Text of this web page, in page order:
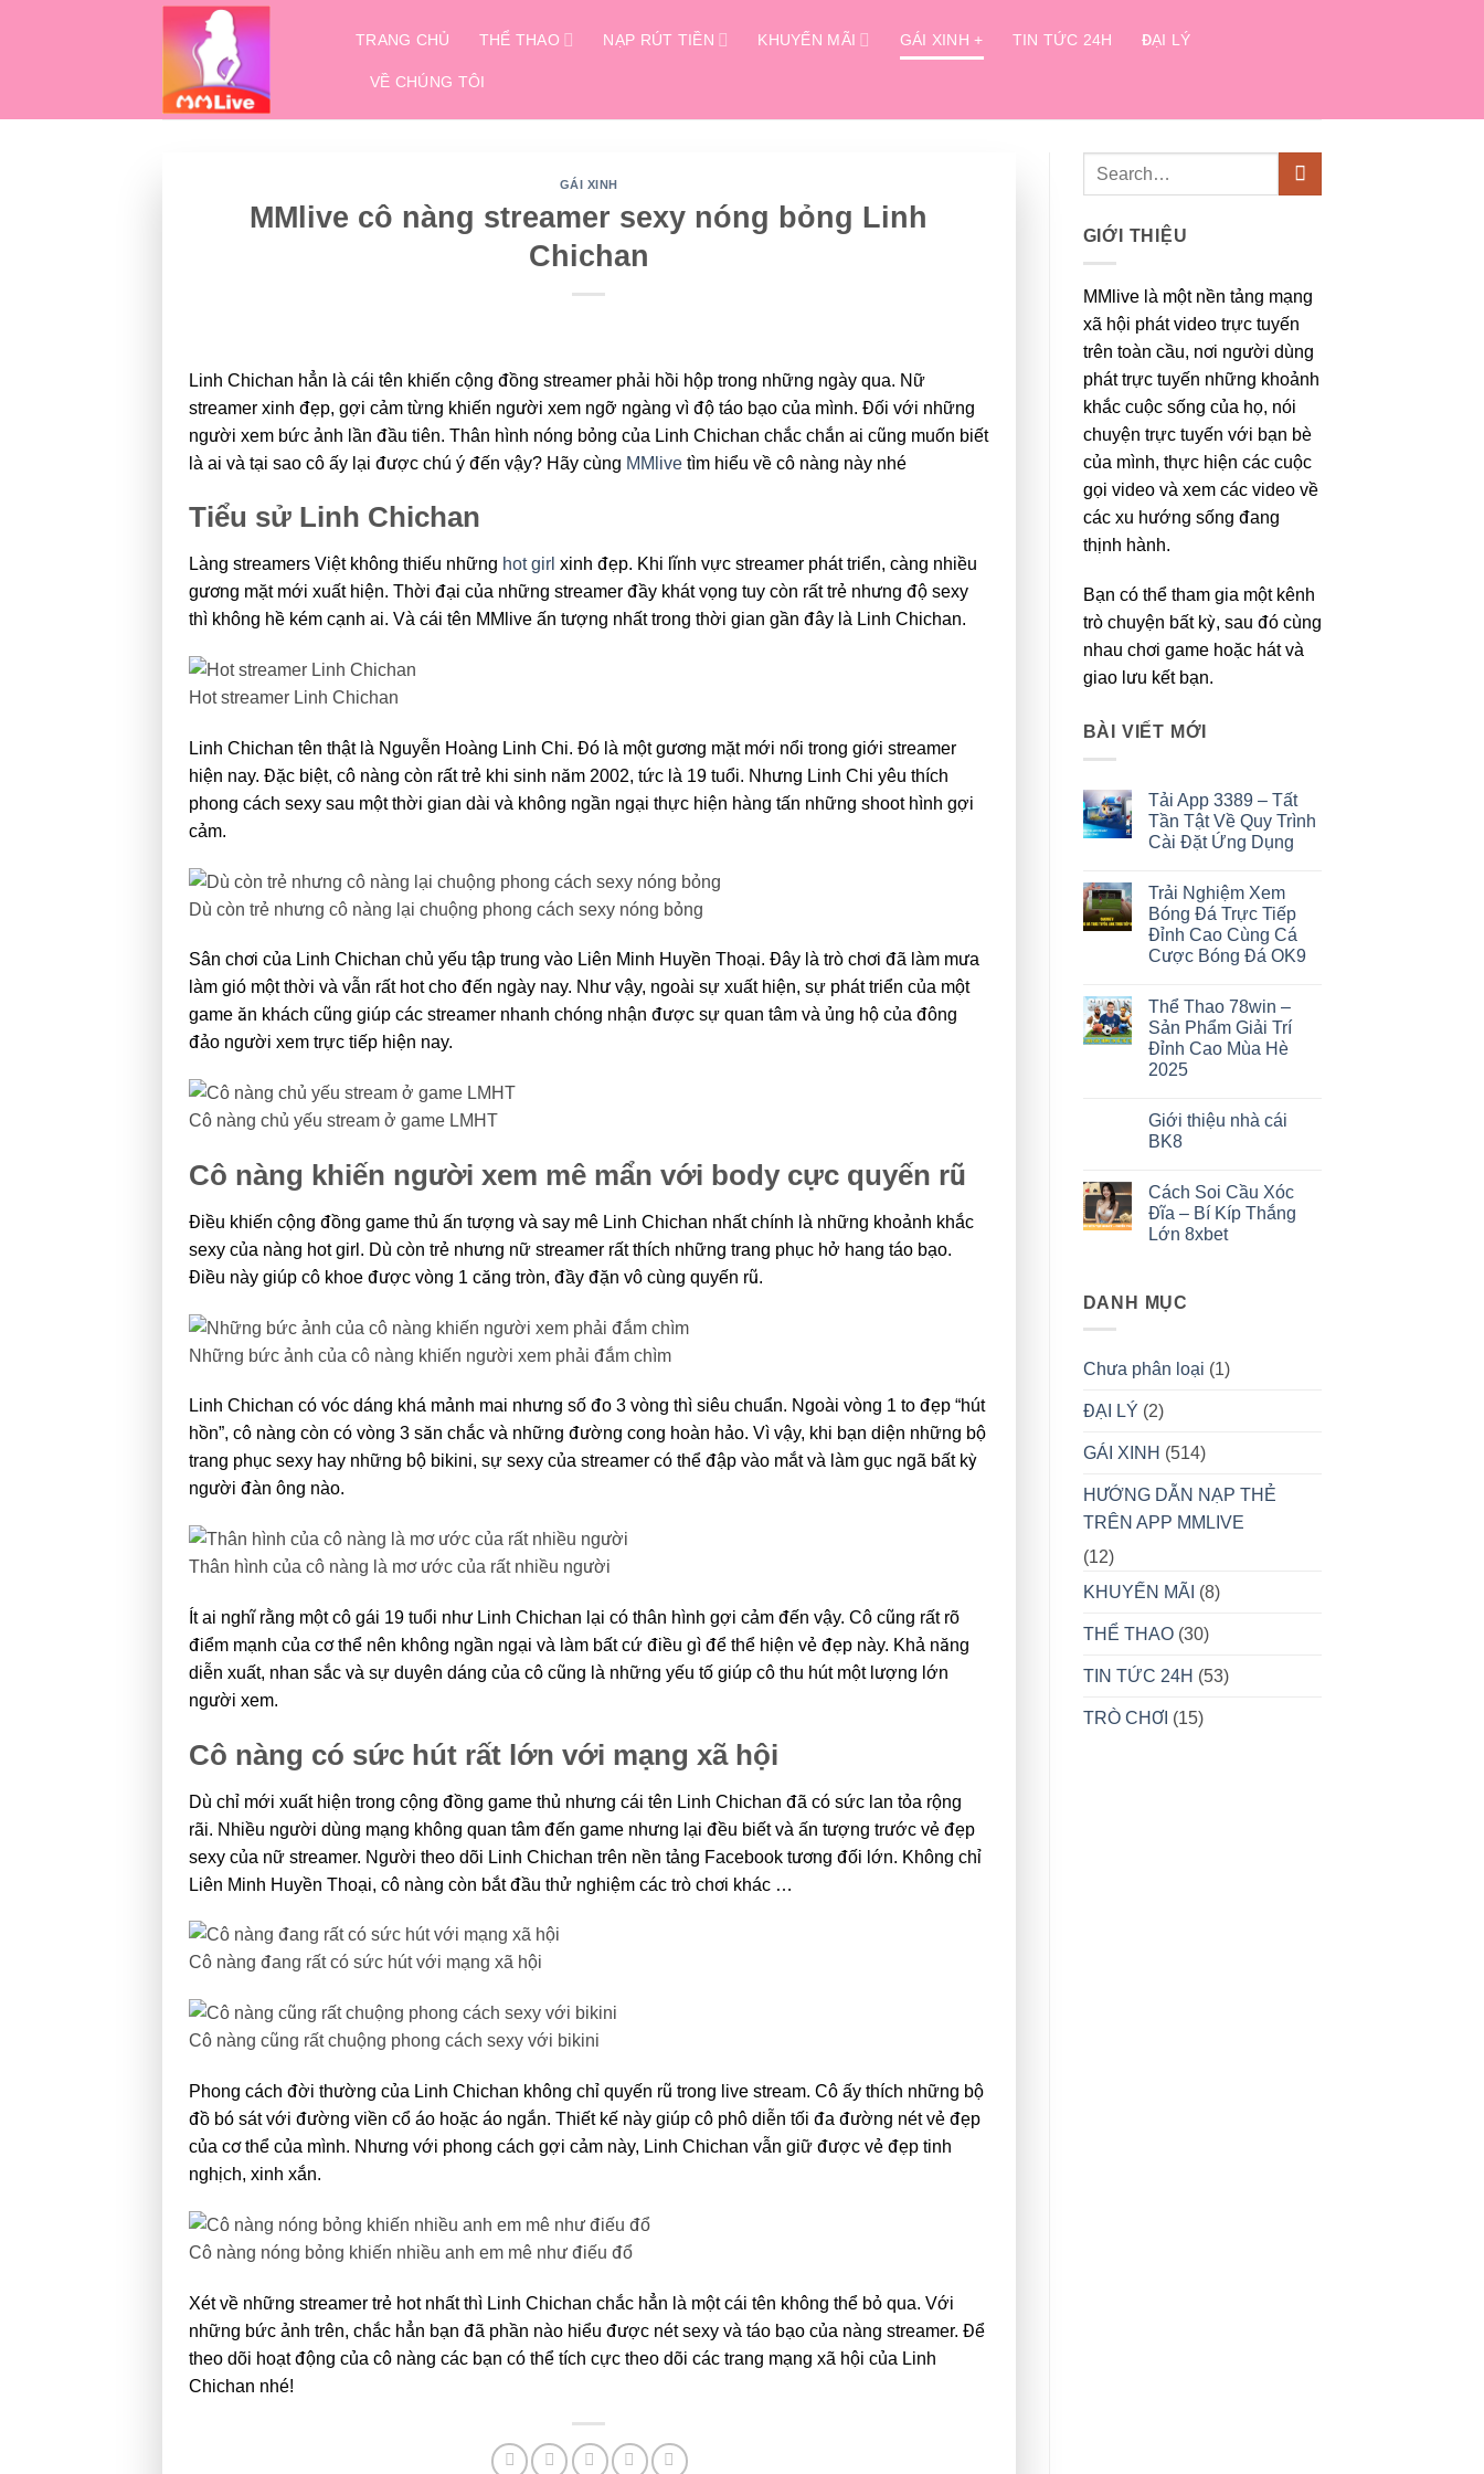
TRANG CHỦ THỂ THAO NẠP RÚT TIỀN KHUYẾN MÃI GÁI XINH + TIN TỨC 24H ĐẠI LÝ
VỀ CHÚNG TÔI
GÁI XINH
MMlive cô nàng streamer sexy nóng bỏng Linh
Chichan
Linh Chichan hẳn là cái tên khiến cộng đồng streamer phải hồi hộp trong những ngày qua. Nữ
streamer xinh đẹp, gợi cảm từng khiến người xem ngỡ ngàng vì độ táo bạo của mình. Đối với những
người xem bức ảnh lần đầu tiên. Thân hình nóng bỏng của Linh Chichan chắc chắn ai cũng muốn biết
là ai và tại sao cô ấy lại được chú ý đến vậy? Hãy cùng MMlive tìm hiểu về cô nàng này nhé
Tiểu sử Linh Chichan
Làng streamers Việt không thiếu những hot girl xinh đẹp. Khi lĩnh vực streamer phát triển, càng nhiều
gương mặt mới xuất hiện. Thời đại của những streamer đầy khát vọng tuy còn rất trẻ nhưng độ sexy
thì không hề kém cạnh ai. Và cái tên MMlive ấn tượng nhất trong thời gian gần đây là Linh Chichan.
Hot streamer Linh Chichan
Linh Chichan tên thật là Nguyễn Hoàng Linh Chi. Đó là một gương mặt mới nổi trong giới streamer
hiện nay. Đặc biệt, cô nàng còn rất trẻ khi sinh năm 2002, tức là 19 tuổi. Nhưng Linh Chi yêu thích
phong cách sexy sau một thời gian dài và không ngần ngại thực hiện hàng tấn những shoot hình gợi
cảm.
Dù còn trẻ nhưng cô nàng lại chuộng phong cách sexy nóng bỏng
Sân chơi của Linh Chichan chủ yếu tập trung vào Liên Minh Huyền Thoại. Đây là trò chơi đã làm mưa
làm gió một thời và vẫn rất hot cho đến ngày nay. Như vậy, ngoài sự xuất hiện, sự phát triển của một
game ăn khách cũng giúp các streamer nhanh chóng nhận được sự quan tâm và ủng hộ của đông
đảo người xem trực tiếp hiện nay.
Cô nàng chủ yếu stream ở game LMHT
Cô nàng khiến người xem mê mẩn với body cực quyến rũ
Điều khiến cộng đồng game thủ ấn tượng và say mê Linh Chichan nhất chính là những khoảnh khắc
sexy của nàng hot girl. Dù còn trẻ nhưng nữ streamer rất thích những trang phục hở hang táo bạo.
Điều này giúp cô khoe được vòng 1 căng tròn, đầy đặn vô cùng quyến rũ.
Những bức ảnh của cô nàng khiến người xem phải đắm chìm
Linh Chichan có vóc dáng khá mảnh mai nhưng số đo 3 vòng thì siêu chuẩn. Ngoài vòng 1 to đẹp “hút
hồn”, cô nàng còn có vòng 3 săn chắc và những đường cong hoàn hảo. Vì vậy, khi bạn diện những bộ
trang phục sexy hay những bộ bikini, sự sexy của streamer có thể đập vào mắt và làm gục ngã bất kỳ
người đàn ông nào.
Thân hình của cô nàng là mơ ước của rất nhiều người
Ít ai nghĩ rằng một cô gái 19 tuổi như Linh Chichan lại có thân hình gợi cảm đến vậy. Cô cũng rất rõ
điểm mạnh của cơ thể nên không ngần ngại và làm bất cứ điều gì để thể hiện vẻ đẹp này. Khả năng
diễn xuất, nhan sắc và sự duyên dáng của cô cũng là những yếu tố giúp cô thu hút một lượng lớn
người xem.
Cô nàng có sức hút rất lớn với mạng xã hội
Dù chỉ mới xuất hiện trong cộng đồng game thủ nhưng cái tên Linh Chichan đã có sức lan tỏa rộng
rãi. Nhiều người dùng mạng không quan tâm đến game nhưng lại đều biết và ấn tượng trước vẻ đẹp
sexy của nữ streamer. Người theo dõi Linh Chichan trên nền tảng Facebook tương đối lớn. Không chỉ
Liên Minh Huyền Thoại, cô nàng còn bắt đầu thử nghiệm các trò chơi khác …
Cô nàng đang rất có sức hút với mạng xã hội
Cô nàng cũng rất chuộng phong cách sexy với bikini
Phong cách đời thường của Linh Chichan không chỉ quyến rũ trong live stream. Cô ấy thích những bộ
đồ bó sát với đường viền cổ áo hoặc áo ngắn. Thiết kế này giúp cô phô diễn tối đa đường nét vẻ đẹp
của cơ thể của mình. Nhưng với phong cách gợi cảm này, Linh Chichan vẫn giữ được vẻ đẹp tinh
nghịch, xinh xắn.
Cô nàng nóng bỏng khiến nhiều anh em mê như điếu đổ
Xét về những streamer trẻ hot nhất thì Linh Chichan chắc hẳn là một cái tên không thể bỏ qua. Với
những bức ảnh trên, chắc hẳn bạn đã phần nào hiểu được nét sexy và táo bạo của nàng streamer. Để
theo dõi hoạt động của cô nàng các bạn có thể tích cực theo dõi các trang mạng xã hội của Linh
Chichan nhé!
GIỚI THIỆU
MMlive là một nền tảng mạng
xã hội phát video trực tuyến
trên toàn cầu, nơi người dùng
phát trực tuyến những khoảnh
khắc cuộc sống của họ, nói
chuyện trực tuyến với bạn bè
của mình, thực hiện các cuộc
gọi video và xem các video về
các xu hướng sống đang
thịnh hành.
Bạn có thể tham gia một kênh
trò chuyện bất kỳ, sau đó cùng
nhau chơi game hoặc hát và
giao lưu kết bạn.
BÀI VIẾT MỚI
Tải App 3389 – Tất
Tần Tật Về Quy Trình
Cài Đặt Ứng Dụng
bình
luận
ở
Tải
App
3389
Tần
Tật
Về
Quy
Trình
Cài
Dụng
Trải Nghiệm Xem
Bóng Đá Trực Tiếp
Đỉnh Cao Cùng Cá
Cược Bóng Đá OK9
bình
luận
ở
Trải
Nghiệm
Xem
Trực
Tiếp
Đỉnh
Cá
Cược
Bóng
Đá
Thể Thao 78win –
Sản Phẩm Giải Trí
Đỉnh Cao Mùa Hè
2025
bình
luận
ở
78win
–
Sản
Phẩm
Mùa
Giới thiệu nhà cái
BK8
bình
luận
ở
Giới
Cách Soi Cầu Xóc
Đĩa – Bí Kíp Thắng
Lớn 8xbet
luận
ở
Xóc
Bí
Lớn
DANH MỤC
Chưa phân loại (1)
ĐẠI LÝ (2)
GÁI XINH (514)
HƯỚNG DẪN NẠP THẺ
TRÊN APP MMLIVE
(12)
KHUYẾN MÃI (8)
THỂ THAO(30)
TIN TỨC 24H (53)
TRÒ CHƠI (15)